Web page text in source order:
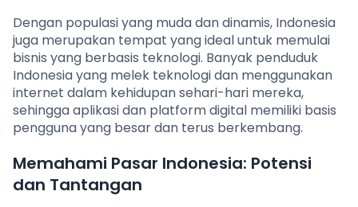
Dengan populasi yang muda dan dinamis, Indonesia
juga merupakan tempat yang ideal untuk memulai
bisnis yang berbasis teknologi. Banyak penduduk
Indonesia yang melek teknologi dan menggunakan
internet dalam kehidupan sehari-hari mereka,
sehingga aplikasi dan platform digital memiliki basis
pengguna yang besar dan terus berkembang.
Memahami Pasar Indonesia: Potensi
dan Tantangan